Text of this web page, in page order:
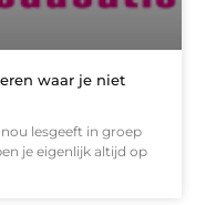
waar je niet
nou lesgeeft in groep
je eigenlijk altijd op